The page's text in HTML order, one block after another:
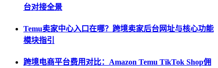
台对接全景
Temu卖家中心入口在哪？跨境卖家后台网址与核心功能
模块指引
跨境电商平台费用对比：Amazon Temu TikTok Shop佣